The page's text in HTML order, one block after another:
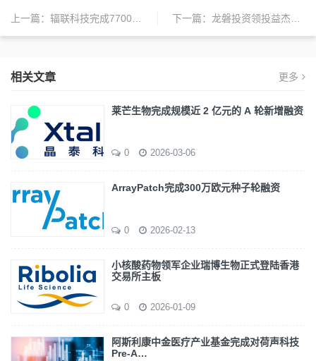
上一篇： 辐联科技完成7700万美元融资 下一篇： 龙磐投资领投益杰立科6000万美元B轮融资
相关文章 更多
莱芒生物完成规模近 2 亿元的 A 轮新增融资
0 2026-03-06
ArrayPatch完成300万欧元种子轮融资
0 2026-02-13
小核酸药物领军企业瑞博生物正式登陆香港
交易所主板
0 2026-01-09
阿斯利康中金医疗产业基金完成对荷声科技
Pre-A…